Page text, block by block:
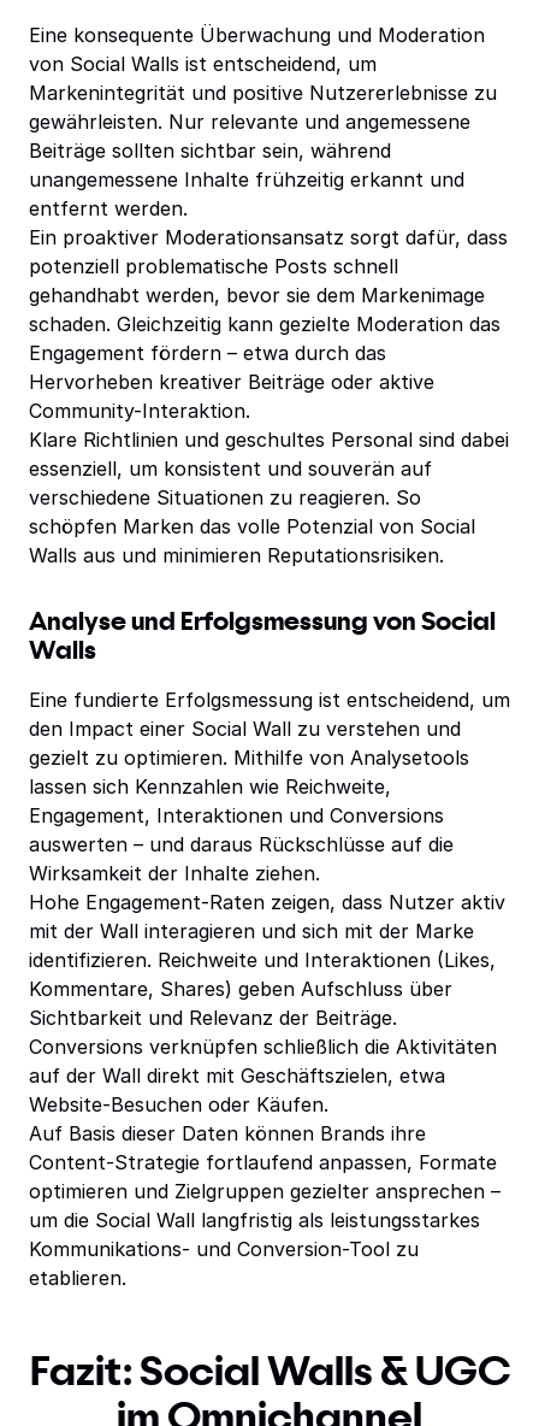
Eine konsequente Überwachung und Moderation
von Social Walls ist entscheidend, um
Markenintegrität und positive Nutzererlebnisse zu
gewährleisten. Nur relevante und angemessene
Beiträge sollten sichtbar sein, während
unangemessene Inhalte frühzeitig erkannt und
entfernt werden.
Ein proaktiver Moderationsansatz sorgt dafür, dass
potenziell problematische Posts schnell
gehandhabt werden, bevor sie dem Markenimage
schaden. Gleichzeitig kann gezielte Moderation das
Engagement fördern – etwa durch das
Hervorheben kreativer Beiträge oder aktive
Community-Interaktion.
Klare Richtlinien und geschultes Personal sind dabei
essenziell, um konsistent und souverän auf
verschiedene Situationen zu reagieren. So
schöpfen Marken das volle Potenzial von Social
Walls aus und minimieren Reputationsrisiken.
Analyse und Erfolgsmessung von Social
Walls
Eine fundierte Erfolgsmessung ist entscheidend, um
den Impact einer Social Wall zu verstehen und
gezielt zu optimieren. Mithilfe von Analysetools
lassen sich Kennzahlen wie Reichweite,
Engagement, Interaktionen und Conversions
auswerten – und daraus Rückschlüsse auf die
Wirksamkeit der Inhalte ziehen.
Hohe Engagement-Raten zeigen, dass Nutzer aktiv
mit der Wall interagieren und sich mit der Marke
identifizieren. Reichweite und Interaktionen (Likes,
Kommentare, Shares) geben Aufschluss über
Sichtbarkeit und Relevanz der Beiträge.
Conversions verknüpfen schließlich die Aktivitäten
auf der Wall direkt mit Geschäftszielen, etwa
Website-Besuchen oder Käufen.
Auf Basis dieser Daten können Brands ihre
Content-Strategie fortlaufend anpassen, Formate
optimieren und Zielgruppen gezielter ansprechen –
um die Social Wall langfristig als leistungsstarkes
Kommunikations- und Conversion-Tool zu
etablieren.
Fazit: Social Walls & UGC